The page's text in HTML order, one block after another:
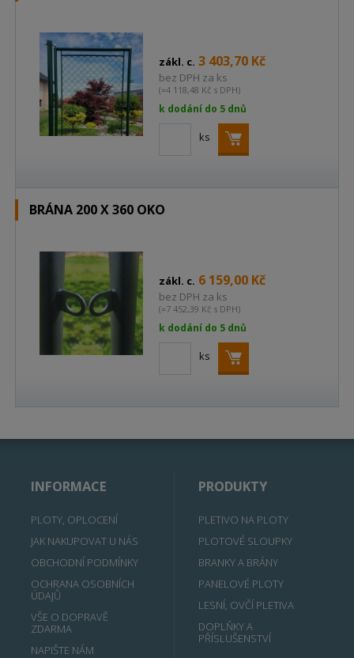
zákl. c. 3 403,70 Kč
bez DPH za ks
(=4 118,48 Kč s DPH)
k dodání do 5 dnů
ks
BRÁNA 200 X 360 OKO
zákl. c. 6 159,00 Kč
bez DPH za ks
(=7 452,39 Kč s DPH)
k dodání do 5 dnů
ks
INFORMACE
PLOTY, OPLOCENÍ
JAK NAKUPOVAT U NÁS
OBCHODNÍ PODMÍNKY
OCHRANA OSOBNÍCH
ÚDAJŮ
VŠE O DOPRAVĚ
ZDARMA
NAPIŠTE NÁM
PRODUKTY
PLETIVO NA PLOTY
PLOTOVÉ SLOUPKY
BRANKY A BRÁNY
PANELOVÉ PLOTY
LESNÍ, OVČÍ PLETIVA
DOPLŇKY A
PŘÍSLUŠENSTVÍ